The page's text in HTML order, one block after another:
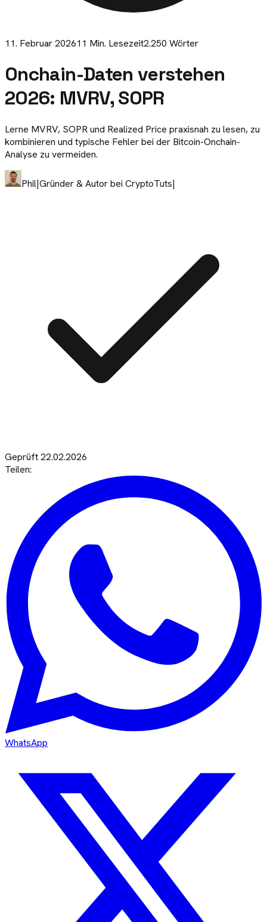
11. Februar 202611 Min. Lesezeit2.250 Wörter
Onchain-Daten verstehen
2026: MVRV, SOPR
Lerne MVRV, SOPR und Realized Price praxisnah zu lesen, zu
kombinieren und typische Fehler bei der Bitcoin-Onchain-
Analyse zu vermeiden.
Phil|Gründer & Autor bei CryptoTuts|
Geprüft22.02.2026
Teilen:
WhatsApp